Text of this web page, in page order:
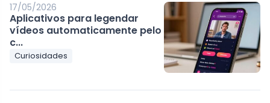
17/05/2026
Aplicativos para legendar
vídeos automaticamente pelo
c...
Curiosidades